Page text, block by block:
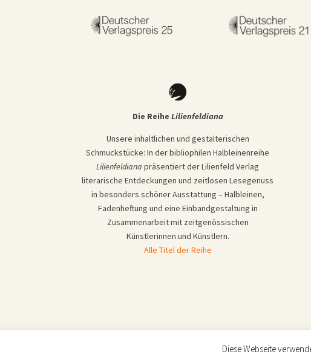
Die Reihe Lilienfeldiana
Unsere inhaltlichen und gestalterischen
Schmuckstücke: In der bibliophilen Halbleinenreihe
Lilienfeldiana präsentiert der Lilienfeld Verlag
literarische Entdeckungen und zeitlosen Lesegenuss
in besonders schöner Ausstattung – Halbleinen,
Fadenheftung und eine Einbandgestaltung in
Zusammenarbeit mit zeitgenössischen
Künstlerinnen und Künstlern.
Alle Titel der Reihe
Datenschutz|
Diese Webseite